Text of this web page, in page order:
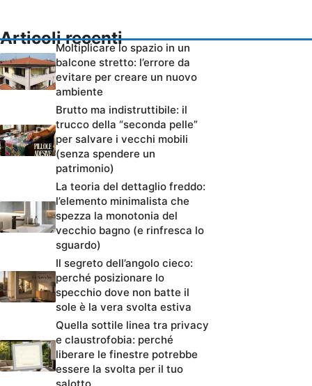
Articoli recenti
Moltiplicare lo spazio in un
balcone stretto: l’errore da
evitare per creare un nuovo
ambiente
Brutto ma indistruttibile: il
trucco della “seconda pelle”
per salvare i vecchi mobili
(senza spendere un
patrimonio)
La teoria del dettaglio freddo:
l’elemento minimalista che
spezza la monotonia del
vecchio bagno (e rinfresca lo
sguardo)
Il segreto dell’angolo cieco:
perché posizionare lo
specchio dove non batte il
sole è la vera svolta estiva
Quella sottile linea tra privacy
e claustrofobia: perché
liberare le finestre potrebbe
essere la svolta per il tuo
salotto